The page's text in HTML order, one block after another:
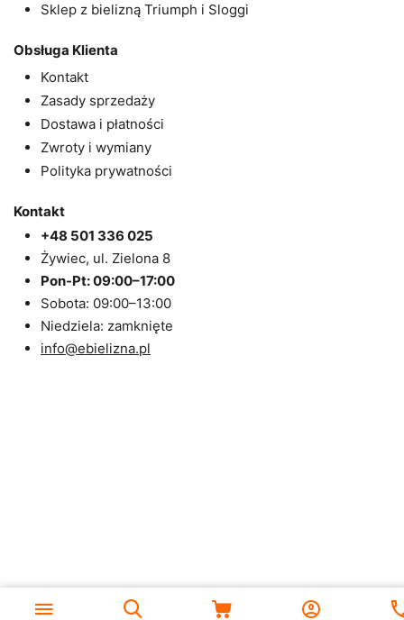
Sklep z bielizną Triumph i Sloggi
Obsługa Klienta
Kontakt
Zasady sprzedaży
Dostawa i płatności
Zwroty i wymiany
Polityka prywatności
Kontakt
+48 501 336 025
Żywiec, ul. Zielona 8
Pon-Pt: 09:00–17:00
Sobota: 09:00–13:00
Niedziela: zamknięte
info@ebielizna.pl